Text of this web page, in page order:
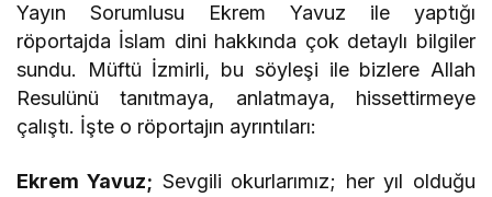
Yayın Sorumlusu Ekrem Yavuz ile yaptığı
röportajda İslam dini hakkında çok detaylı bilgiler
sundu. Müftü İzmirli, bu söyleşi ile bizlere Allah
Resulünü tanıtmaya, anlatmaya, hissettirmeye
çalıştı. İşte o röportajın ayrıntıları:
Ekrem Yavuz; Sevgili okurlarımız; her yıl olduğu